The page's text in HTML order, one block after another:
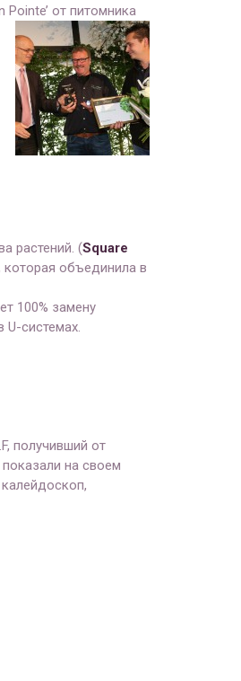
Pointe’ от питомника
растений. (Square
которая объединила в
100% замену
системах.
получивший от
на своем